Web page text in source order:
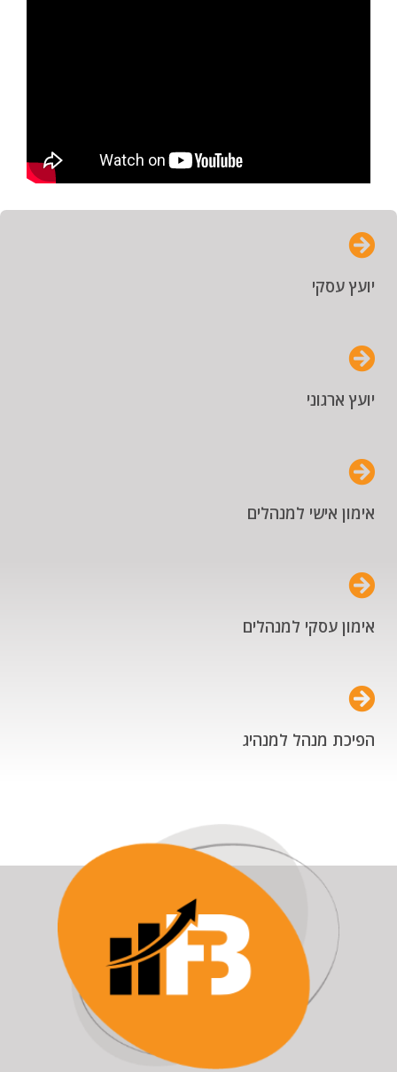
יועץ עסקי
יועץ ארגוני
אימון אישי למנהלים
אימון עסקי למנהלים
הפיכת מנהל למנהיג